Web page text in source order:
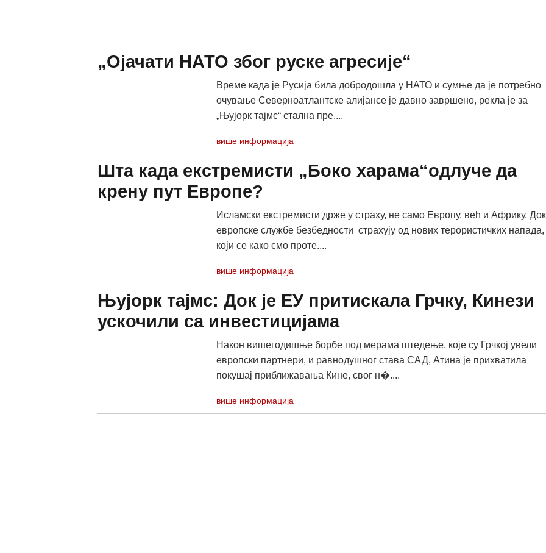
„Ојачати НАТО због руске агресије“
Време када је Русија била добродошла у НАТО и сумње да је потребно
очување Северноатлантске алијансе је давно завршено, рекла је за
„Њујорк тајмс“ стална пре....
више информација
Шта када екстремисти „Боко харама“одлуче да
крену пут Европе?
Исламски екстремисти држе у страху, не само Европу, већ и Африку. Док
европске службе безбедности страхују од нових терористичких напада,
који се како смо проте....
више информација
Њујорк тајмс: Док је ЕУ притискала Грчку, Кинези
ускочили са инвестицијама
Након вишегодишње борбе под мерама штедење, које су Грчкој увели
европски партнери, и равнодушног става САД, Атина је прихватила
покушај приближавања Кине, свог н�....
више информација